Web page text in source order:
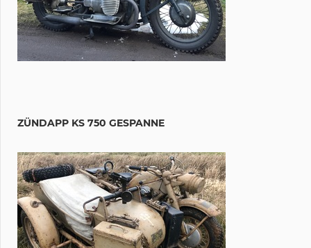
ZÜNDAPP KS 750 GESPANNE